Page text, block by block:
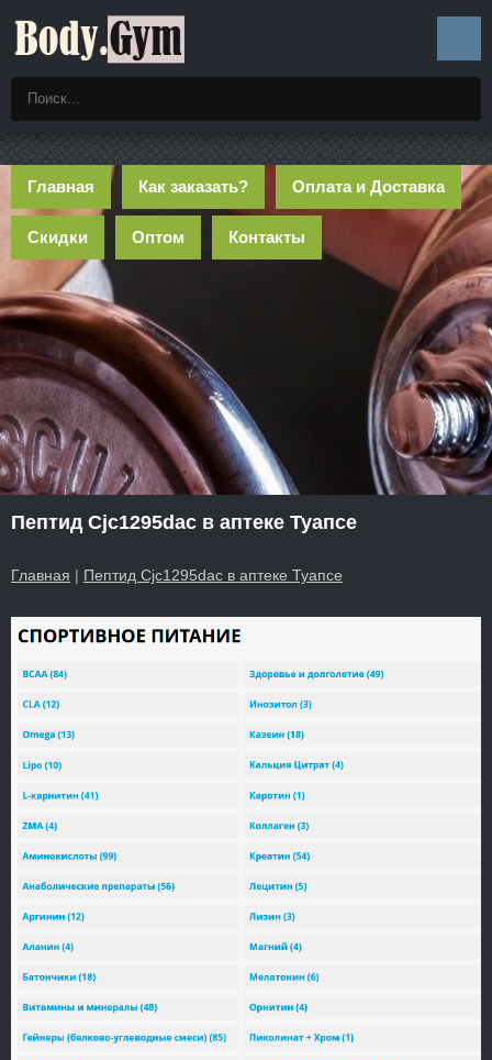
Главная Как заказать? Оплата и Доставка
Скидки Оптом Контакты
Пептид Cjc1295dac в аптеке Туапсе
Главная | Пептид Cjc1295dac в аптеке Туапсе